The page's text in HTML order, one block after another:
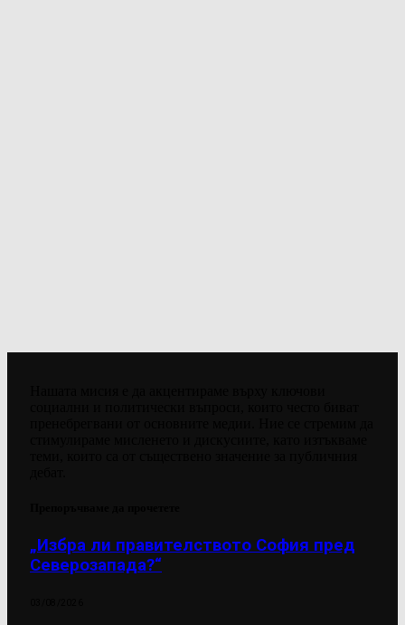
„Избра ли правителството София пред
Северозапада?“